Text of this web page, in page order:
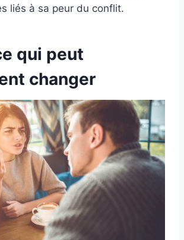
liés à sa peur du conflit.
qui peut
changer